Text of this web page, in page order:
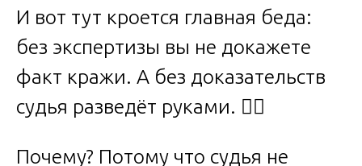
И вот тут кроется главная беда:
без экспертизы вы не докажете
факт кражи. А без доказательств
судья разведёт руками. 👨‍⚖️
Почему? Потому что судья не